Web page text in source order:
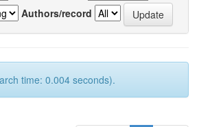
Authors/record
time: 0.004 seconds).